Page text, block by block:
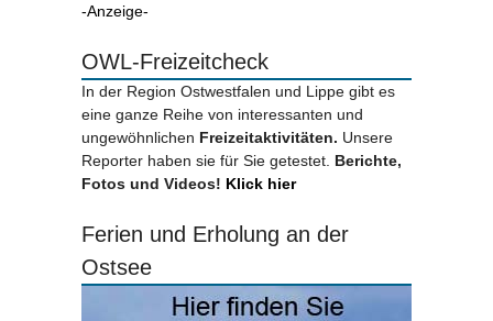
-Anzeige-
OWL-Freizeitcheck
In der Region Ostwestfalen und Lippe gibt es
eine ganze Reihe von interessanten und
ungewöhnlichen Freizeitaktivitäten. Unsere
Reporter haben sie für Sie getestet. Berichte,
Fotos und Videos! Klick hier
Ferien und Erholung an der
Ostsee